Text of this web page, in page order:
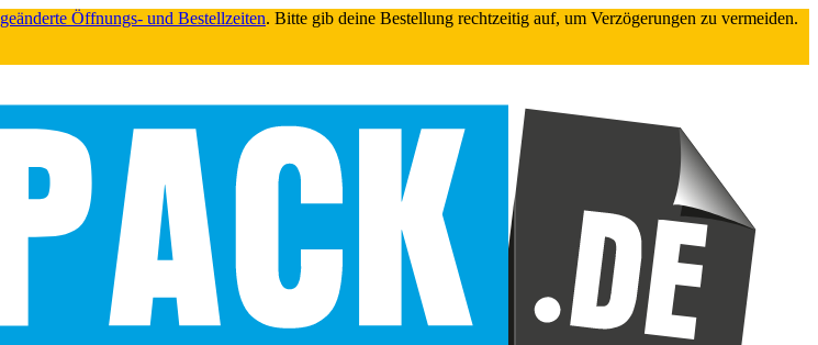
geänderte Öffnungs- und Bestellzeiten. Bitte gib deine Bestellung rechtzeitig auf, um Verzögerungen zu vermeiden.